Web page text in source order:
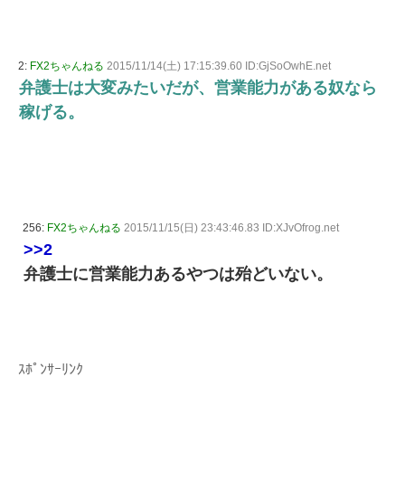
2: FX2ちゃんねる 2015/11/14(土) 17:15:39.60 ID:GjSoOwhE.net
弁護士は大変みたいだが、営業能力がある奴なら
稼げる。
256: FX2ちゃんねる 2015/11/15(日) 23:43:46.83 ID:XJvOfrog.net
>>2
弁護士に営業能力あるやつは殆どいない。
ｽﾎﾟﾝｻｰﾘﾝｸ